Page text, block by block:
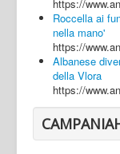
https://
Roccella ai
nella mano'
https://
Albanese
della Vlora
https://